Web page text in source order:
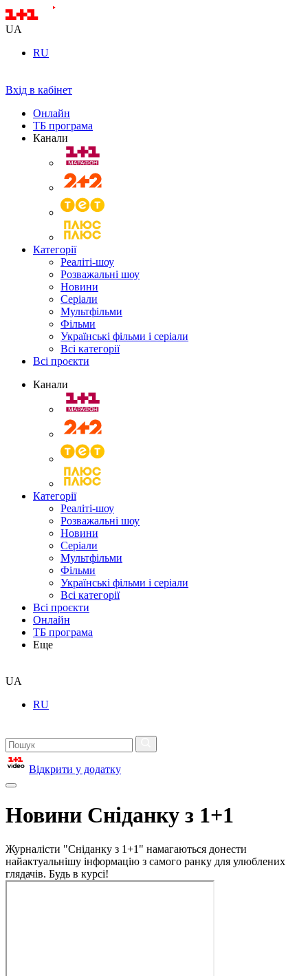
UA
RU
Вхід в кабінет
Онлайн
ТБ програма
Канали
Категорії
Реаліті-шоу
Розважальні шоу
Новини
Серіали
Мультфільми
Фільми
Українські фільми і серіали
Всі категорії
Всі проєкти
Канали
Категорії
Реаліті-шоу
Розважальні шоу
Новини
Серіали
Мультфільми
Фільми
Українські фільми і серіали
Всі категорії
Всі проєкти
Онлайн
ТБ програма
Еще
UA
RU
Відкрити у додатку
Новини Сніданку з 1+1
Журналісти "Сніданку з 1+1" намагаються донести
найактуальнішу інформацію з самого ранку для улюблених
глядачів. Будь в курсі!